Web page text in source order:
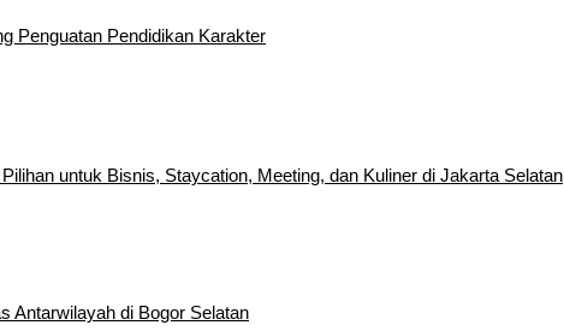
Penguatan Pendidikan Karakter
untuk Bisnis, Staycation, Meeting, dan Kuliner di Jakarta Selatan
Antarwilayah di Bogor Selatan